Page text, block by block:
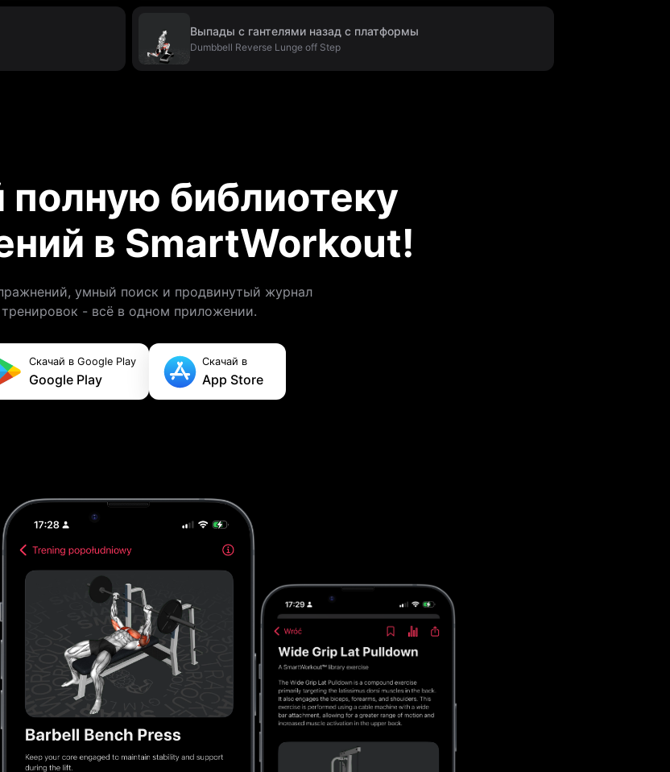
Выпады с гантелями назад с платформы
Dumbbell Reverse Lunge off Step
полную библиотеку
в SmartWorkout!
умный поиск и продвинутый журнал
тренировок - всё в одном приложении.
Скачай в Google Play
Google Play
Скачай в
App Store